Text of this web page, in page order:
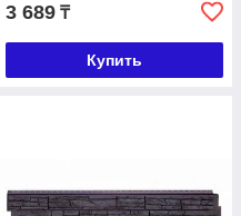
3 689 ₸
Купить